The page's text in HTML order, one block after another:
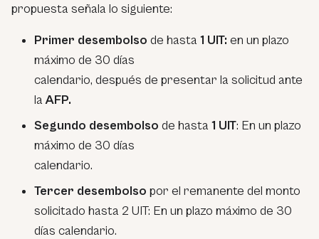
propuesta señala lo siguiente:
Primer desembolso de hasta 1 UIT: en un plazo
máximo de 30 días
calendario, después de presentar la solicitud ante
laAFP.
Segundo desembolso de hasta 1 UIT: En un plazo
máximo de 30 días
calendario.
Tercer desembolso por el remanente del monto
solicitado hasta 2 UIT: En un plazo máximo de 30
días calendario.